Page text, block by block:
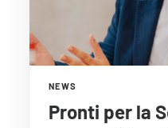
NEWS
Pronti per la